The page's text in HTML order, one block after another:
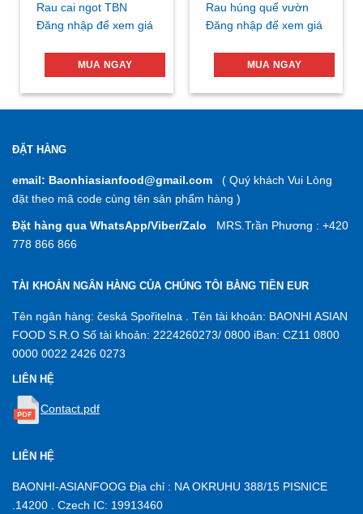
Rau cai ngot TBN
Đăng nhập để xem giá
MUA NGAY
Rau húng quế vườn
Đăng nhập để xem giá
MUA NGAY
ĐẶT HÀNG
email: Baonhiasianfood@gmail.com ( Quý khách Vui Lòng
đặt theo mã code cùng tên sản phẩm hàng )
Đặt hàng qua WhatsApp/Viber/Zalo MRS.Trần Phương : +420
778 866 866
TÀI KHOẢN NGÂN HÀNG CỦA CHÚNG TÔI BẰNG TIỀN EUR
Tên ngân hàng: česká Spořitelna . Tên tài khoản: BAONHI ASIAN
FOOD S.R.O Số tài khoản: 2224260273/ 0800 iBan: CZ11 0800
0000 0022 2426 0273
LIÊN HỆ
Contact.pdf
LIÊN HỆ
BAONHI-ASIANFOOG Địa chỉ : NA OKRUHU 388/15 PISNICE
.14200 . Czech IC: 19913460